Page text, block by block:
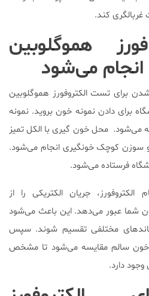
غربالگری کند.
هموگلوبین
انجام می‌شود
برای تست الکتروفورز هموگلوبین
برای دادن نمونه خون بروید. نمونه
می‌شود. محل خون گیری با الکل تمیز
کوچک خونگیری انجام می‌شود.
فرستاده می‌شود.
الکتروفورز، جریان الکتریکی را از
شما عبور می‌دهد. این باعث می‌شود
مختلفی تقسیم شوند. سپس
خون سالم مقایسه می‌شود تا مشخص
دارد.